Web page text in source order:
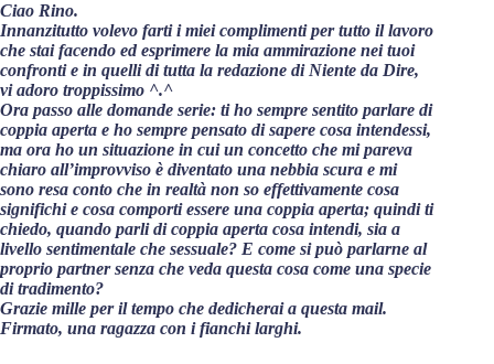
Ciao Rino.
Innanzitutto volevo farti i miei complimenti per tutto il lavoro
che stai facendo ed esprimere la mia ammirazione nei tuoi
confronti e in quelli di tutta la redazione di Niente da Dire,
vi adoro troppissimo ^.^
Ora passo alle domande serie: ti ho sempre sentito parlare di
coppia aperta e ho sempre pensato di sapere cosa intendessi,
ma ora ho un situazione in cui un concetto che mi pareva
chiaro all’improvviso è diventato una nebbia scura e mi
sono resa conto che in realtà non so effettivamente cosa
significhi e cosa comporti essere una coppia aperta; quindi ti
chiedo, quando parli di coppia aperta cosa intendi, sia a
livello sentimentale che sessuale? E come si può parlarne al
proprio partner senza che veda questa cosa come una specie
di tradimento?
Grazie mille per il tempo che dedicherai a questa mail.
Firmato, una ragazza con i fianchi larghi.